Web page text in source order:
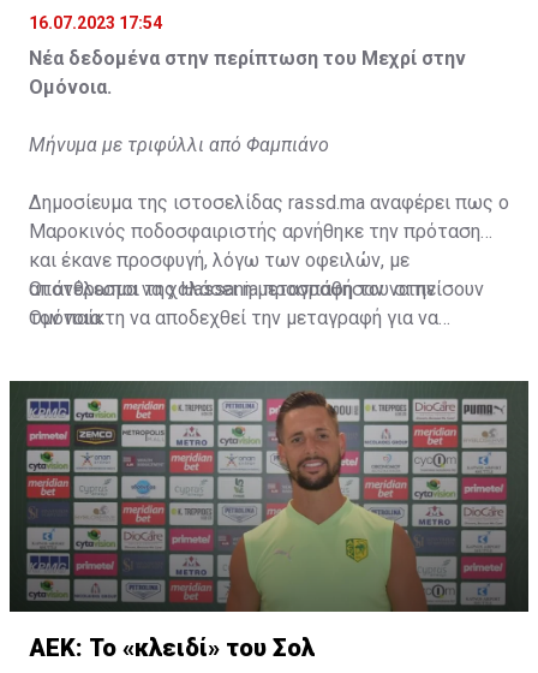
16.07.2023 17:54
Νέα δεδομένα στην περίπτωση του Μεχρί στην
Ομόνοια.
Μήνυμα με τριφύλλι από Φαμπιάνο
Δημοσίευμα της ιστοσελίδας rassd.ma αναφέρει πως ο
Μαροκινός ποδοσφαιριστής αρνήθηκε την πρόταση
και έκανε προσφυγή, λόγω των οφειλών, με
αποτέλεσμα να χαλάσει η μεταγραφή του στην
Ομόνοια.
Οι άνθρωποι της Hassania προσπάθησαν να πείσουν
τον παίκτη να αποδεχθεί την μεταγραφή για να
να λύσει το συμβόλαιό του, ώστε να μετακομίσει
ελεύθερα σε οποιαδήποτε νέα ομάδα το τρέχον
καλοκαίρι.
ΑΕΚ: Το «κλειδί» του Σολ